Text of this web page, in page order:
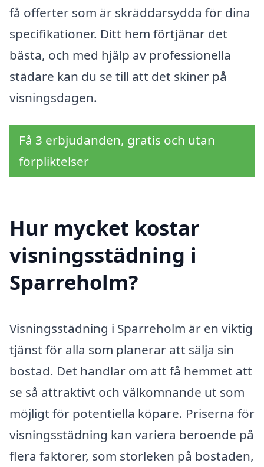
få offerter som är skräddarsydda för dina
specifikationer. Ditt hem förtjänar det
bästa, och med hjälp av professionella
städare kan du se till att det skiner på
visningsdagen.
Få 3 erbjudanden, gratis och utan
förpliktelser
Hur mycket kostar
visningsstädning i
Sparreholm?
Visningsstädning i Sparreholm är en viktig
tjänst för alla som planerar att sälja sin
bostad. Det handlar om att få hemmet att
se så attraktivt och välkomnande ut som
möjligt för potentiella köpare. Priserna för
visningsstädning kan variera beroende på
flera faktorer, som storleken på bostaden,